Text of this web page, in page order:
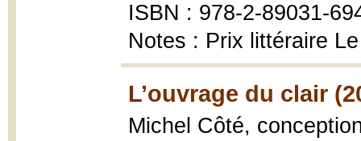
ISBN : 978-2-89031-
Notes : Prix littéraire
L’ouvrage du clair
Michel Côté,